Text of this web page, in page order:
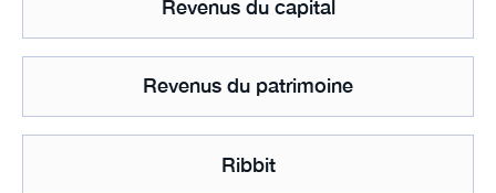
Revenus du capital
Revenus du patrimoine
Ribbit